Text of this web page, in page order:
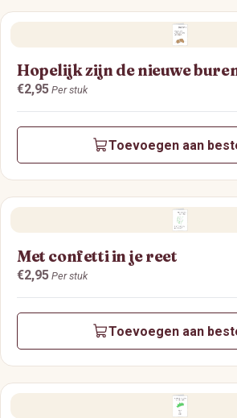
Hopelijk zijn de nieuwe
Prijs:
€2,95 Per stuk
Toevoegen aan
Met confetti in je reet
Prijs:
€2,95 Per stuk
Toevoegen aan